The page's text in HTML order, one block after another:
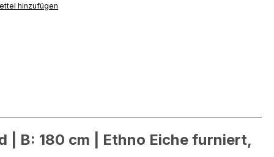
hinzufügen
B: 180 cm | Ethno Eiche furniert,